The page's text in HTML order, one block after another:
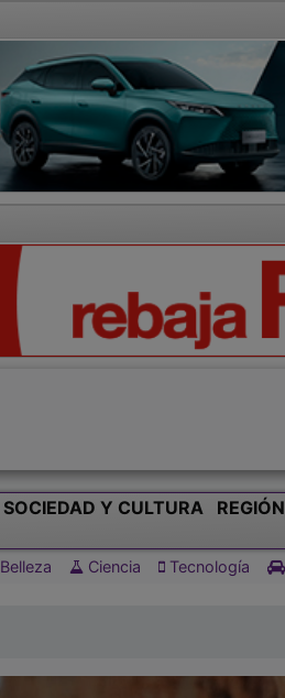
SOCIEDAD Y CULTURA REGIÓN
Ciencia Tecnología